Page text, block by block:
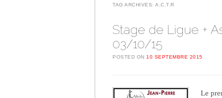
TAG ARCHIVES: A.C.T.R
Stage de Ligue +
03/10/15
POSTED ON 10 SEPTEMBRE 2015
Le